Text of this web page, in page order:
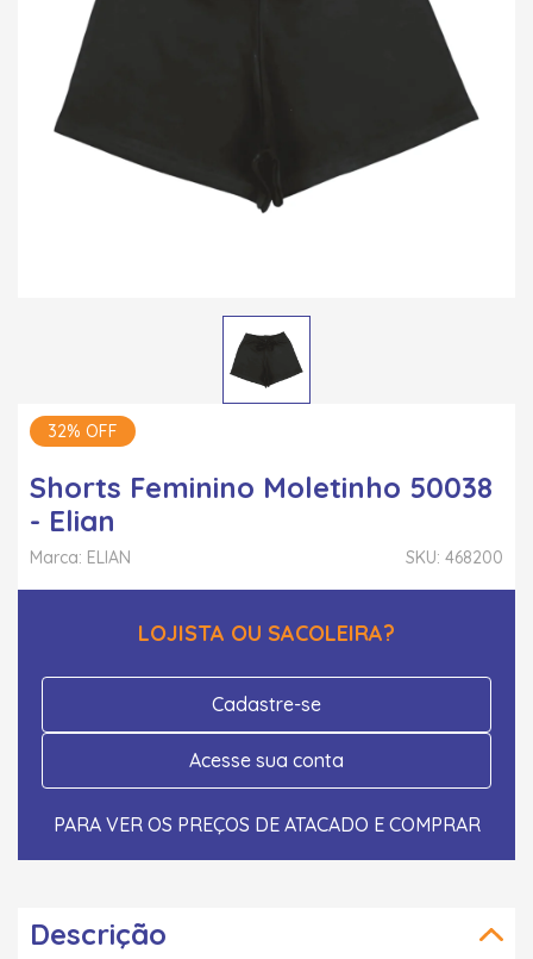
32% OFF
Shorts Feminino Moletinho 50038
- Elian
SKU: 468200
Marca: ELIAN
LOJISTA OU SACOLEIRA?
Cadastre-se
Acesse sua conta
PARA VER OS PREÇOS DE ATACADO E COMPRAR
Descrição